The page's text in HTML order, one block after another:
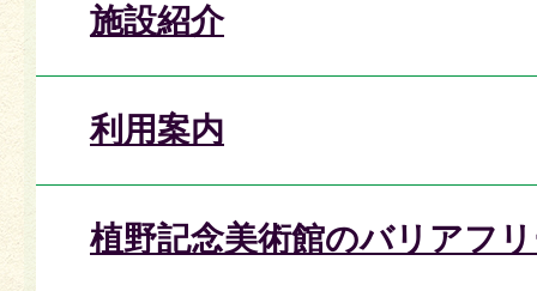
施設紹介
利用案内
植野記念美術館のバリアフ